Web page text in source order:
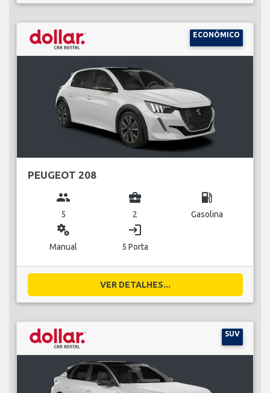
ECONÓMICO
PEUGEOT 208
group
5
business_center
2
local_gas_station
Gasolina
miscellaneous_services
Manual
login
5 Porta
VER DETALHES...
SUV